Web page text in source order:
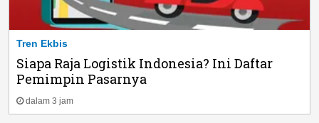
Tren Ekbis
Siapa Raja Logistik Indonesia? Ini Daftar
Pemimpin Pasarnya
dalam 3 jam